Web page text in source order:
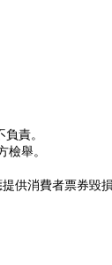
責。
舉。
供消費者票券毀